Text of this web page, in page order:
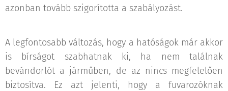
azonban tovább szigorította a szabályozást.
A legfontosabb változás, hogy a hatóságok már akkor
is bírságot szabhatnak ki, ha nem találnak
bevándorlót a járműben, de az nincs megfelelően
biztosítva. Ez azt jelenti, hogy a fuvarozóknak